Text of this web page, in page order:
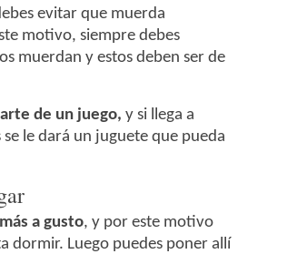
evitar que muerda
motivo, siempre debes
muerdan y estos deben ser de
de un juego, y si llega a
le dará un juguete que pueda
a gusto, y por este motivo
dormir. Luego puedes poner allí